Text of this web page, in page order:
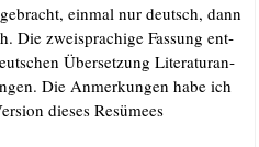
ein­mal nur deutsch, dann
Die zwei­spra­chi­ge Fas­sung ent­
Über­set­zung Lite­ra­tur­an­
Die Anmer­kun­gen habe ich
die­ses Resü­mees